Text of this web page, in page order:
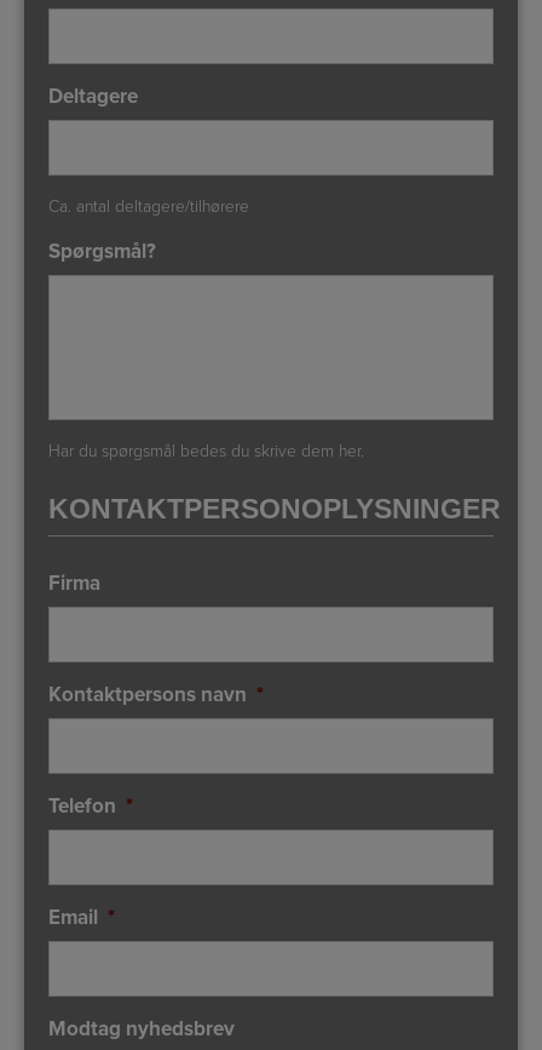
Deltagere
Ca. antal deltagere/tilhørere
Spørgsmål?
Har du spørgsmål bedes du skrive dem her.
KONTAKTPERSONOPLYSNINGER
Firma
Kontaktpersons navn *
Telefon *
Email *
Modtag nyhedsbrev